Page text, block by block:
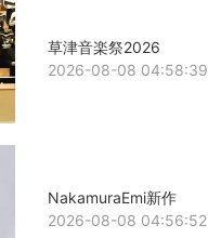
草津音楽祭2026
2026-08-08 04:58:39
NakamuraEmi新作
2026-08-08 04:56:52